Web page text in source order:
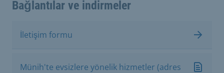
Bağlantılar ve indirmeler
İletişim formu
Münih'te evsizlere yönelik hizmetler (adres